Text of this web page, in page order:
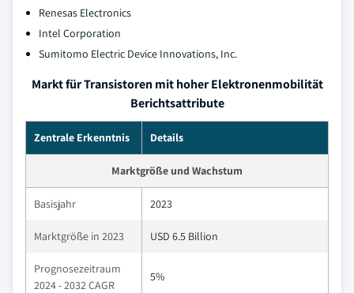
Renesas Electronics
Intel Corporation
Sumitomo Electric Device Innovations, Inc.
Markt für Transistoren mit hoher Elektronenmobilität
Berichtsattribute
Zentrale Erkenntnis Details
Marktgröße und Wachstum
Basisjahr 2023
Marktgröße in 2023 USD 6.5 Billion
Prognosezeitraum
2024 - 2032 CAGR
5%